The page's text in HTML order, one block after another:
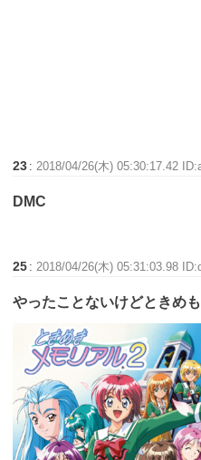
23 :2018/04/26(木) 05:30:17.42
DMC
25 :2018/04/26(木) 05:31:03.98
やったことないけどときめも